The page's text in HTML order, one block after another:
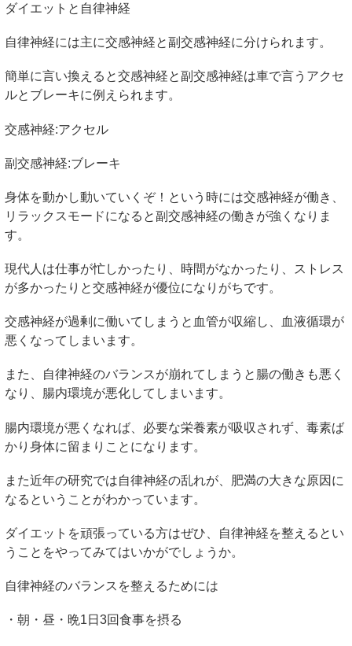
ダイエットと自律神経
自律神経には主に交感神経と副交感神経に分けられます。
簡単に言い換えると交感神経と副交感神経は車で言うアクセ
ルとブレーキに例えられます。
交感神経:アクセル
副交感神経:ブレーキ
身体を動かし動いていくぞ！という時には交感神経が働き、
リラックスモードになると副交感神経の働きが強くなりま
す。
現代人は仕事が忙しかったり、時間がなかったり、ストレス
が多かったりと交感神経が優位になりがちです。
交感神経が過剰に働いてしまうと血管が収縮し、血液循環が
悪くなってしまいます。
また、自律神経のバランスが崩れてしまうと腸の働きも悪く
なり、腸内環境が悪化してしまいます。
腸内環境が悪くなれば、必要な栄養素が吸収されず、毒素ば
かり身体に留まりことになります。
また近年の研究では自律神経の乱れが、肥満の大きな原因に
なるということがわかっています。
ダイエットを頑張っている方はぜひ、自律神経を整えるとい
うことをやってみてはいかがでしょうか。
自律神経のバランスを整えるためには
・朝・昼・晩1日 3回食事を摂る